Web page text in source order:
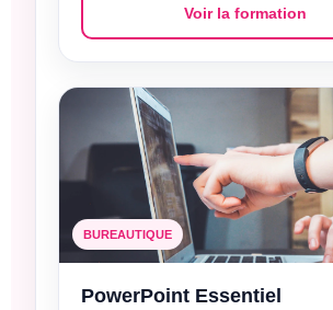
Voir la formation
BUREAUTIQUE
PowerPoint Essentiel